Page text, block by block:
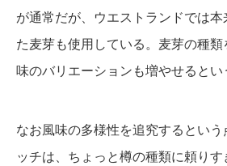
が通常だが、ウエストランドでは
た麦芽も使用している。麦芽の種
味のバリエーションも増やせるとい
なお風味の多様性を追究するとい
ッチは、ちょっと樽の種類に頼り